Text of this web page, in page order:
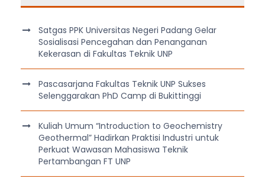
Satgas PPK Universitas Negeri Padang Gelar
Sosialisasi Pencegahan dan Penanganan
Kekerasan di Fakultas Teknik UNP
Pascasarjana Fakultas Teknik UNP Sukses
Selenggarakan PhD Camp di Bukittinggi
Kuliah Umum “Introduction to Geochemistry
Geothermal” Hadirkan Praktisi Industri untuk
Perkuat Wawasan Mahasiswa Teknik
Pertambangan FT UNP